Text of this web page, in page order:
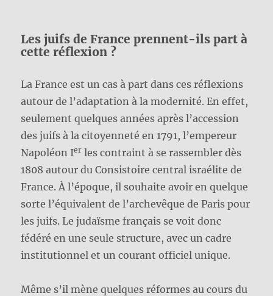
Les juifs de France prennent-ils part à
cette réflexion ?
La France est un cas à part dans ces réflexions
autour de l’adaptation à la modernité. En effet,
seulement quelques années après l’accession
des juifs à la citoyenneté en 1791, l’empereur
Napoléon Ier les contraint à se rassembler dès
1808 autour du Consistoire central israélite de
France. À l’époque, il souhaite avoir en quelque
sorte l’équivalent de l’archevêque de Paris pour
les juifs. Le judaïsme français se voit donc
fédéré en une seule structure, avec un cadre
institutionnel et un courant officiel unique.
Même s’il mène quelques réformes au cours du